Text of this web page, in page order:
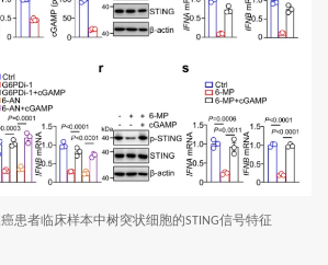
患者临床样本中树突状细胞的STING信号特征